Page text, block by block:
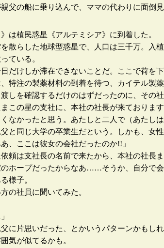
父の船に乗り込んで、ママの代わりに面倒
は植民惑星《アルテミシア》に到着した。
散らした地球型惑星で、人口は三千万。入
ている。
だけしか滞在できないことだ。ここで荷を
特注の製薬材料の到着を待つ、カイテル製
しを確認するだけのはずだったのに、その社
この星の支社に、本社の社長が来ておりま
なかったと思う。あたしと二人で（あたし
と同じ大学の卒業生だという。しかも、女性
、ここは彼女の会社だったのか!!」
頼は支社長の名前で来たから、本社の社長
のホープだったからなあ……そうか、自分で
様子。
の社員に聞いてみた。
に片思いだった、とかいうパターンかもし
気が似てるかも。